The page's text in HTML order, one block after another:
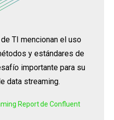
TI mencionan el uso
y estándares de
importante para su
data streaming.
Report de Confluent